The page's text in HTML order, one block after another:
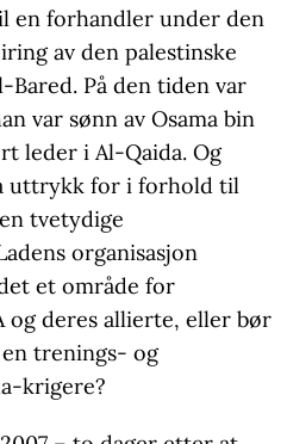
en forhandler under den
av den palestinske
På den tiden var
var sønn av Osama bin
leder i Al-Qaida. Og
uttrykk for i forhold til
tvetydige
organisasjon
et område for
og deres allierte, eller bør
trenings- og
krigere?